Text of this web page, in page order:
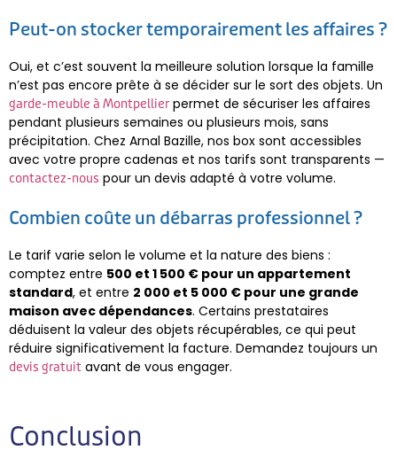
Peut-on stocker temporairement les affaires ?
Oui, et c’est souvent la meilleure solution lorsque la famille
n’est pas encore prête à se décider sur le sort des objets. Un
garde-meuble à Montpellier permet de sécuriser les affaires
pendant plusieurs semaines ou plusieurs mois, sans
précipitation. Chez Arnal Bazille, nos box sont accessibles
avec votre propre cadenas et nos tarifs sont transparents —
contactez-nous pour un devis adapté à votre volume.
Combien coûte un débarras professionnel ?
Le tarif varie selon le volume et la nature des biens :
comptez entre 500 et 1 500 € pour un appartement
standard, et entre 2 000 et 5 000 € pour une grande
maison avec dépendances. Certains prestataires
déduisent la valeur des objets récupérables, ce qui peut
réduire significativement la facture. Demandez toujours un
devis gratuit avant de vous engager.
Conclusion